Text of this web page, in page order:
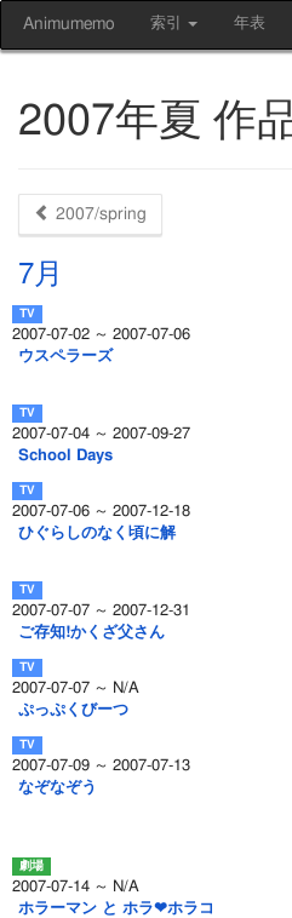
Animumemo 索引 年表
2007年夏 作
2007/spring
7月
2007-07-02 ～ 2007-07-06
ウスペラーズ
2007-07-04 ～ 2007-09-27
School Days
2007-07-06 ～ 2007-12-18
ひぐらしのなく頃に解
2007-07-07 ～ 2007-12-31
ご存知!かくざ父さん
2007-07-07 ～ N/A
ぷっぷくびーつ
2007-07-09 ～ 2007-07-13
なぞなぞう
2007-07-14 ～ N/A
ホラーマン と ホラ❤ホラコ